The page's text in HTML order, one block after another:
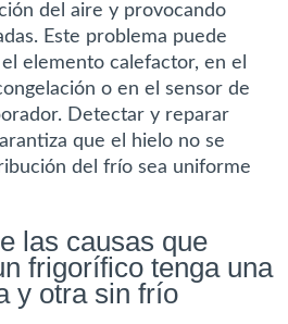
del aire y provocando
Este problema puede
elemento calefactor, en el
o en el sensor de
Detectar y reparar
que el hielo no se
del frío sea uniforme
las causas que
frigorífico tenga una
y otra sin frío